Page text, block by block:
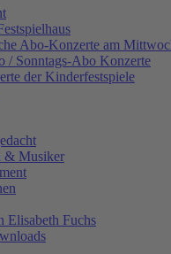
Abo-Konzerte am
/ Sonntags-Abo Konzerte
der Kinderfestspiele
& Musiker
Elisabeth Fuchs